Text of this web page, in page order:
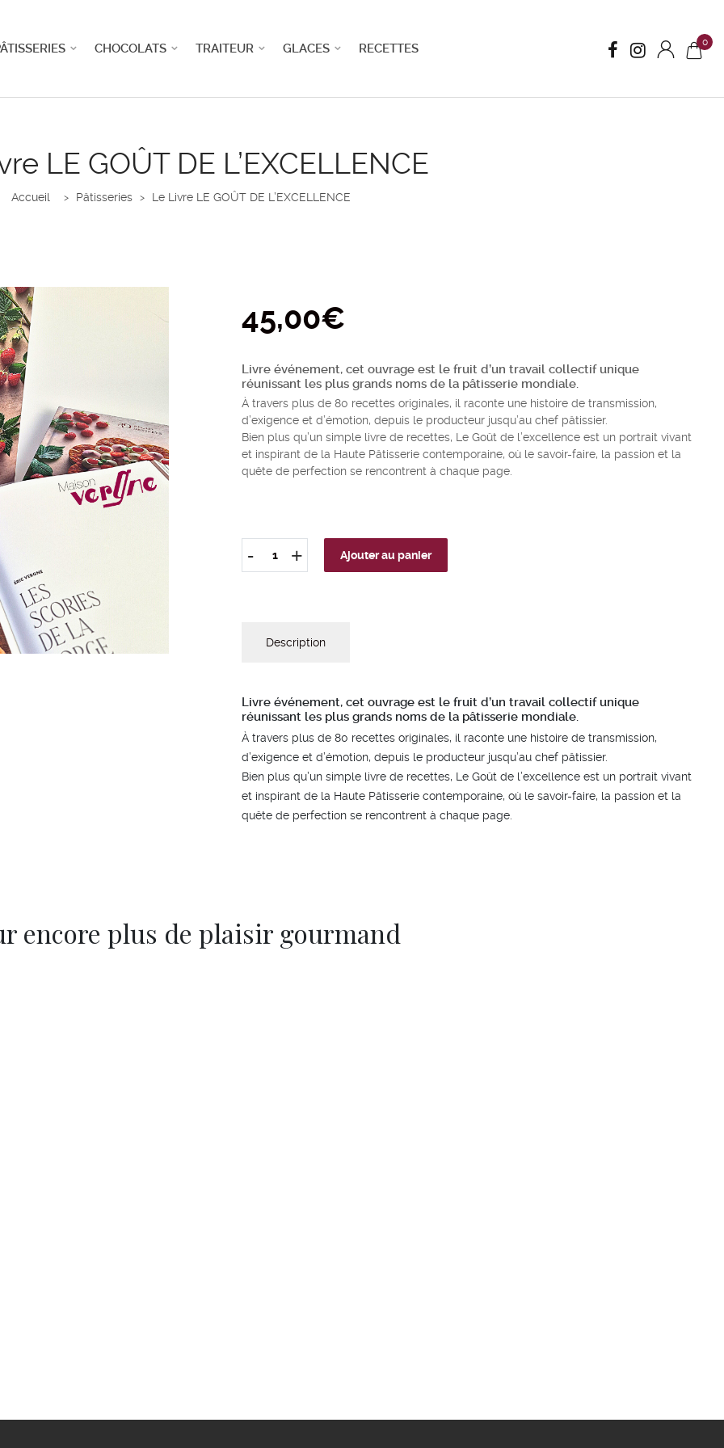
CHOCOLATS TRAITEUR GLACES RECETTES 0
LE GOÛT DE L’EXCELLENCE
Accueil > Pâtisseries > Le Livre LE GOÛT DE L’EXCELLENCE
45,00€
Livre événement, cet ouvrage est le fruit d’un travail collectif unique
réunissant les plus grands noms de la pâtisserie mondiale.
À travers plus de 80 recettes originales, il raconte une histoire de transmission,
d’exigence et d’émotion, depuis le producteur jusqu’au chef pâtissier.
Bien plus qu’un simple livre de recettes, Le Goût de l’excellence est un portrait vivant
et inspirant de la Haute Pâtisserie contemporaine, où le savoir-faire, la passion et la
quête de perfection se rencontrent à chaque page.
-
quantité
LE
L'EXCELLENCE
+ Ajouter au panier
Description
Livre événement, cet ouvrage est le fruit d’un travail collectif unique
réunissant les plus grands noms de la pâtisserie mondiale.
À travers plus de 80 recettes originales, il raconte une histoire de transmission,
d’exigence et d’émotion, depuis le producteur jusqu’au chef pâtissier.
Bien plus qu’un simple livre de recettes, Le Goût de l’excellence est un portrait vivant
et inspirant de la Haute Pâtisserie contemporaine, où le savoir-faire, la passion et la
quête de perfection se rencontrent à chaque page.
encore plus de plaisir gourmand